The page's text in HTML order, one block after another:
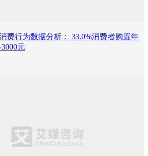
费行为数据分析： 33.0%消费者购置年
元